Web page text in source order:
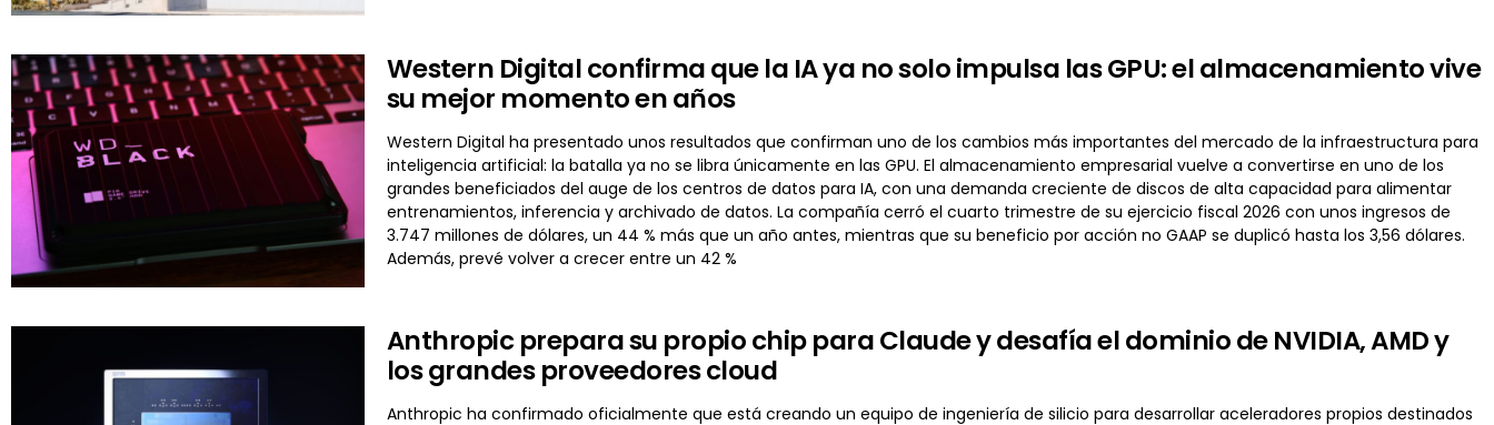
Western Digital confirma que la IA ya no solo impulsa las GPU: el almacenamiento vive
su mejor momento en años
Western Digital ha presentado unos resultados que confirman uno de los cambios más importantes del mercado de la infraestructura para
inteligencia artificial: la batalla ya no se libra únicamente en las GPU. El almacenamiento empresarial vuelve a convertirse en uno de los
grandes beneficiados del auge de los centros de datos para IA, con una demanda creciente de discos de alta capacidad para alimentar
entrenamientos, inferencia y archivado de datos. La compañía cerró el cuarto trimestre de su ejercicio fiscal 2026 con unos ingresos de
3.747 millones de dólares, un 44 % más que un año antes, mientras que su beneficio por acción no GAAP se duplicó hasta los 3,56 dólares.
Además, prevé volver a crecer entre un 42 %
Anthropic prepara su propio chip para Claude y desafía el dominio de NVIDIA, AMD y
los grandes proveedores cloud
Anthropic ha confirmado oficialmente que está creando un equipo de ingeniería de silicio para desarrollar aceleradores propios destinados